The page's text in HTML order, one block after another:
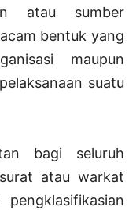
atau sumber
bentuk yang
maupun
suatu
bagi seluruh
atau warkat